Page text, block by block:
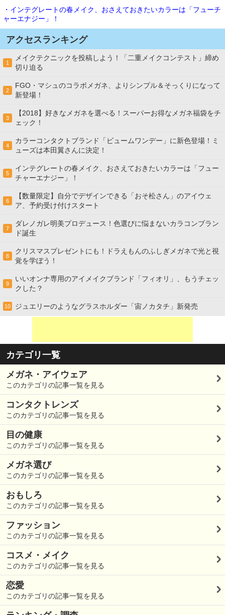
・インテグレートの春メイク、おさえておきたいカラーは「フューチ
ャーエナジー」！
アクセスランキング
1
メイクテクニックを投稿しよう！「二重メイクコンテスト」締め
切り迫る
2
FGO・マシュのコラボメガネ、よりシンプル＆そっくりになって
新登場！
3
【2018】好きなメガネを選べる！スーパーお得なメガネ福袋をチ
ェック！
4
カラーコンタクトブランド「ビュームワンデー」に新色登場！ミ
ューズは本田翼さんに決定！
5
インテグレートの春メイク、おさえておきたいカラーは「フュー
チャーエナジー」！
6
【数量限定】自分でデザインできる「おそ松さん」のアイウェ
ア、予約受け付けスタート
7
ダレノガレ明美プロデュース！色選びに悩まないカラコンブラン
ド誕生
8
クリスマスプレゼントにも！ドラえもんのふしぎメガネで光と視
覚を学ぼう！
9
いいオンナ専用のアイメイクブランド「フィオリ」、もうチェッ
クした？
10 ジュエリーのようなグラスホルダー「宙ノカタチ」新発売
カテゴリ一覧
メガネ・アイウェア
このカテゴリの記事一覧を見る
コンタクトレンズ
このカテゴリの記事一覧を見る
目の健康
このカテゴリの記事一覧を見る
メガネ選び
このカテゴリの記事一覧を見る
おもしろ
このカテゴリの記事一覧を見る
ファッション
このカテゴリの記事一覧を見る
コスメ・メイク
このカテゴリの記事一覧を見る
恋愛
このカテゴリの記事一覧を見る